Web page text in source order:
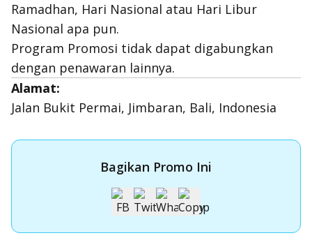
Ramadhan, Hari Nasional atau Hari Libur
Nasional apa pun.
Program Promosi tidak dapat digabungkan
dengan penawaran lainnya.
Alamat:
Jalan Bukit Permai, Jimbaran, Bali, Indonesia
Bagikan Promo Ini
Apply Kartu Kredit OCBC NISP